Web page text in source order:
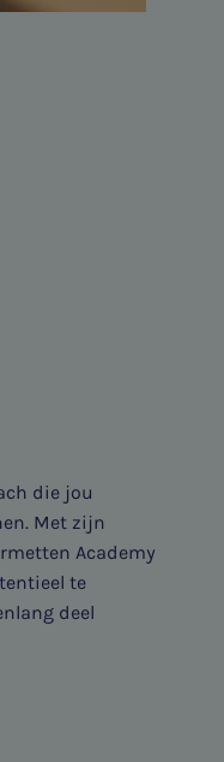
die jou
Met zijn
Academy
te
deel